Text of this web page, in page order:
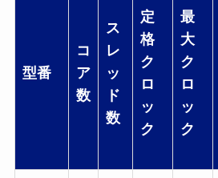
型番
コ
ア
数
ス
レ
ッ
ド
数
定
格
ク
ロ
ッ
ク
最
大
ク
ロ
ッ
ク